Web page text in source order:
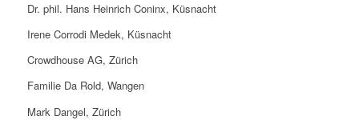
Dr. phil. Hans Heinrich Coninx, Küsnacht
Irene Corrodi Medek, Küsnacht
Crowdhouse AG, Zürich
Familie Da Rold, Wangen
Mark Dangel, Zürich